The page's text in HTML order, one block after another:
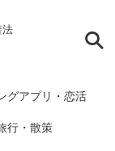
法
グアプリ・恋活
行・散策